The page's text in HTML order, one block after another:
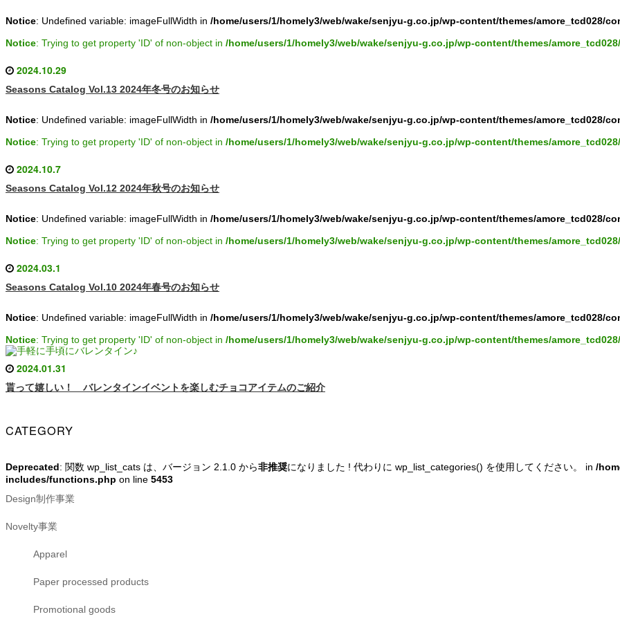
Notice: Undefined variable: imageFullWidth in /home/users/1/homely3/web/wake/senjyu-g.co.jp/wp-content/themes/amore_tcd028/
Notice: Trying to get property 'ID' of non-object in /home/users/1/homely3/web/wake/senjyu-g.co.jp/wp-content/themes/
2024.10.29
Seasons Catalog Vol.13 2024年冬号のお知らせ
Notice: Undefined variable: imageFullWidth in /home/users/1/homely3/web/wake/senjyu-g.co.jp/wp-content/themes/amore_tcd028/
Notice: Trying to get property 'ID' of non-object in /home/users/1/homely3/web/wake/senjyu-g.co.jp/wp-content/themes/
2024.10.7
Seasons Catalog Vol.12 2024年秋号のお知らせ
Notice: Undefined variable: imageFullWidth in /home/users/1/homely3/web/wake/senjyu-g.co.jp/wp-content/themes/amore_tcd028/
Notice: Trying to get property 'ID' of non-object in /home/users/1/homely3/web/wake/senjyu-g.co.jp/wp-content/themes/
2024.03.1
Seasons Catalog Vol.10 2024年春号のお知らせ
Notice: Undefined variable: imageFullWidth in /home/users/1/homely3/web/wake/senjyu-g.co.jp/wp-content/themes/amore_tcd028/
Notice: Trying to get property 'ID' of non-object in /home/users/1/homely3/web/wake/senjyu-g.co.jp/wp-content/themes/
2024.01.31
貰って嬉しい！ バレンタインイベントを楽しむチョコアイテムのご紹介
CATEGORY
Deprecated: 関数 wp_list_cats は、バージョン 2.1.0 から非推奨になりました ! 代わりに wp_list_categories() を使用してください。 in /
includes/functions.php on line 5453
Design制作事業
Novelty事業
Apparel
Paper processed products
Promotional goods